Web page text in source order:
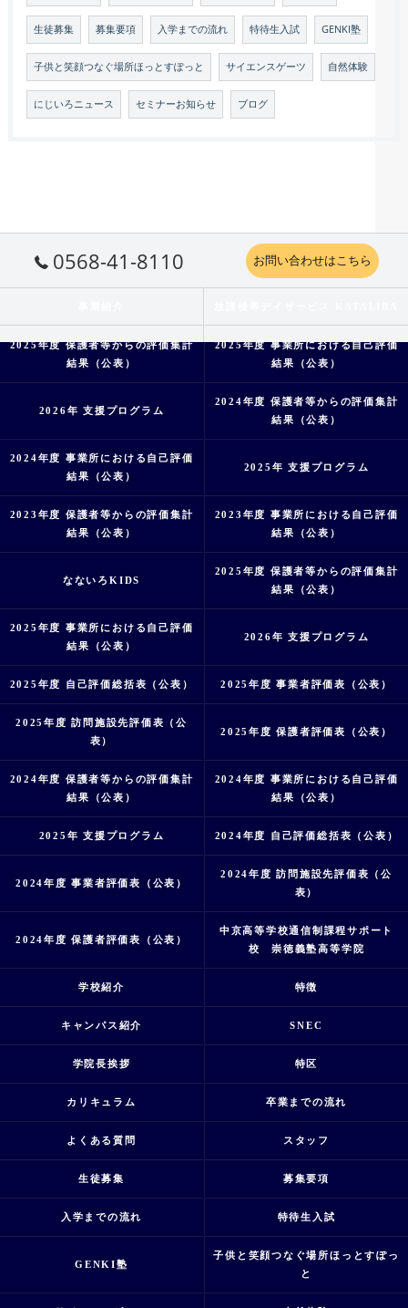
生徒募集 募集要項 入学までの流れ 特待生入試 GENKI塾
子供と笑顔つなぐ場所ほっとすぽっと サイエンスゲーツ 自然体験
にじいろニュース セミナーお知らせ ブログ
0568-41-8110 お問い合わせはこちら
2025年度 保護者等からの評価集計
結果（公表）
2025年度 事業所における自己評価
結果（公表）
2026年 支援プログラム
2024年度 保護者等からの評価集計
結果（公表）
2024年度 事業所における自己評価
結果（公表）
2025年 支援プログラム
2023年度 保護者等からの評価集計
結果（公表）
2023年度 事業所における自己評価
結果（公表）
なないろKIDS
2025年度 保護者等からの評価集計
結果（公表）
2025年度 事業所における自己評価
結果（公表）
2026年 支援プログラム
2025年度 自己評価総括表（公表） 2025年度 事業者評価表（公表）
2025年度 訪問施設先評価表（公
表）
2025年度 保護者評価表（公表）
2024年度 保護者等からの評価集計
結果（公表）
2024年度 事業所における自己評価
結果（公表）
2025年 支援プログラム 2024年度 自己評価総括表（公表）
2024年度 事業者評価表（公表）
2024年度 訪問施設先評価表（公
表）
2024年度 保護者評価表（公表）
中京高等学校通信制課程サポート
校 崇徳義塾高等学院
学校紹介 特徴
キャンパス紹介 SNEC
学院長挨拶 特区
カリキュラム 卒業までの流れ
よくある質問 スタッフ
生徒募集 募集要項
入学までの流れ 特待生入試
GENKI塾
子供と笑顔つなぐ場所ほっとすぽっ
と